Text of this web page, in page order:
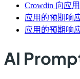
Crowdin 向应
应用的预期响
应用的预期响
AI